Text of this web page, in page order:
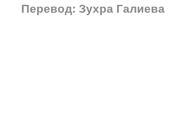
Перевод: Зухра Галиева